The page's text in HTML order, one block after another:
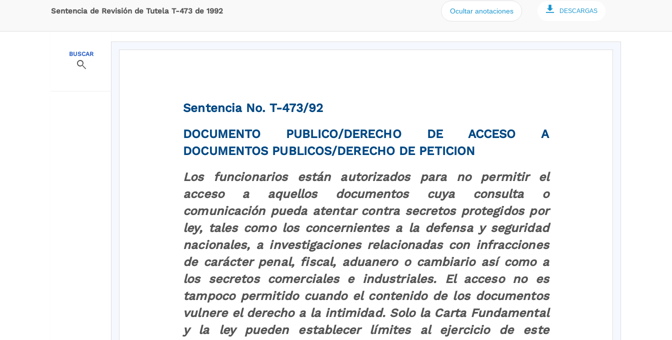
Sentencia de Revisión de Tutela T-473 de 1992 Ocultar anotaciones DESCARGAS
BUSCAR
search
Sentencia No. T-473/92
DOCUMENTO PUBLICO/DERECHO DE ACCESO A
DOCUMENTOS PUBLICOS/DERECHO DE PETICION
Los funcionarios están autorizados para no permitir el
acceso a aquellos documentos cuya consulta o
comunicación pueda atentar contra secretos protegidos por
ley, tales como los concernientes a la defensa y seguridad
nacionales, a investigaciones relacionadas con infracciones
de carácter penal, fiscal, aduanero o cambiario así como a
los secretos comerciales e industriales. El acceso no es
tampoco permitido cuando el contenido de los documentos
vulnere el derecho a la intimidad. Solo la Carta Fundamental
y la ley pueden establecer límites al ejercicio de este